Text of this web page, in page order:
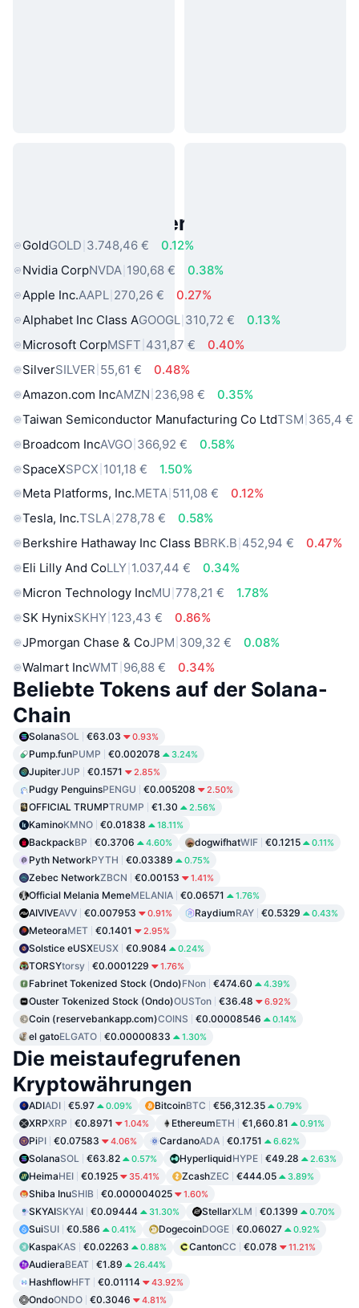
Beliebte reale Vermögenswerte
GoldGOLD 3.748,46 €
0.12%
Nvidia CorpNVDA 190,68 €
0.38%
Apple Inc.AAPL 270,26 €
0.27%
Alphabet Inc Class AGOOGL 310,72 €
0.13%
Microsoft CorpMSFT 431,87 €
0.40%
SilverSILVER 55,61 €
0.48%
Amazon.com IncAMZN 236,98 €
0.35%
Taiwan Semiconductor Manufacturing Co LtdTSM 365,4 €
Broadcom IncAVGO 366,92 €
0.58%
SpaceXSPCX 101,18 €
1.50%
Meta Platforms, Inc.META 511,08 €
0.12%
Tesla, Inc.TSLA 278,78 €
0.58%
Berkshire Hathaway Inc Class BBRK.B 452,94 €
0.47%
Eli Lilly And CoLLY 1.037,44 €
0.34%
Micron Technology IncMU 778,21 €
1.78%
SK HynixSKHY 123,43 €
0.86%
JPmorgan Chase & CoJPM 309,32 €
0.08%
Walmart IncWMT 96,88 € 0.34%
Beliebte Tokens auf der Solana-
Chain
SolanaSOL €63.03 0.93%
Pump.funPUMP €0.002078 3.24%
JupiterJUP €0.1571 2.85%
Pudgy PenguinsPENGU €0.005208 2.50%
OFFICIAL TRUMPTRUMP €1.30 2.56%
KaminoKMNO €0.01838 18.11%
BackpackBP €0.3706 4.60% dogwifhatWIF €0.1215 0.11%
Pyth NetworkPYTH €0.03389 0.75%
Zebec NetworkZBCN €0.00153 1.41%
Official Melania MemeMELANIA €0.06571 1.76%
AIVIVEAVV €0.007953 0.91% RaydiumRAY €0.5329 0.43%
MeteoraMET €0.1401 2.95%
Solstice eUSXEUSX €0.9084 0.24%
TORSYtorsy €0.0001229 1.76%
Fabrinet Tokenized Stock (Ondo)FNon €474.60 4.39%
Ouster Tokenized Stock (Ondo)OUSTon €36.48 6.92%
Coin (reservebankapp.com)COINS €0.00008546 0.14%
el gatoELGATO €0.00000833 1.30%
Die meistaufegrufenen
Kryptowährungen
ADIADI €5.97 0.09% BitcoinBTC €56,312.35 0.79%
XRPXRP €0.8971 1.04% EthereumETH €1,660.81 0.91%
PiPI €0.07583 4.06% CardanoADA €0.1751 6.62%
SolanaSOL €63.82 0.57% HyperliquidHYPE €49.28 2.63%
HeimaHEI €0.1925 35.41% ZcashZEC €444.05 3.89%
Shiba InuSHIB €0.000004025 1.60%
SKYAISKYAI €0.09444 31.30% StellarXLM €0.1399 0.70%
SuiSUI €0.586 0.41% DogecoinDOGE €0.06027 0.92%
KaspaKAS €0.02263 0.88% CantonCC €0.078 11.21%
AudieraBEAT €1.89 26.44%
HashflowHFT €0.01114 43.92%
OndoONDO €0.3046 4.81%